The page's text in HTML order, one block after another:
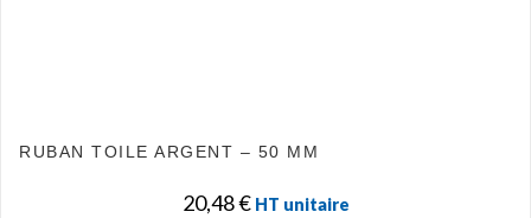
RUBAN TOILE ARGENT – 50 MM
20,48€ HT unitaire